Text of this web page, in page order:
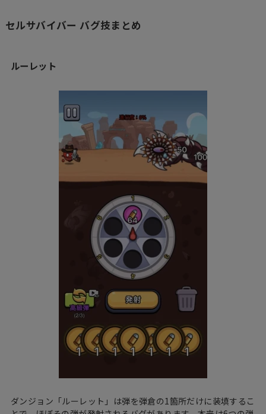
セルサバイバー バグ技まとめ
ルーレット
ダンジョン「ルーレット」は弾を弾倉の1箇所だけに装填するこ